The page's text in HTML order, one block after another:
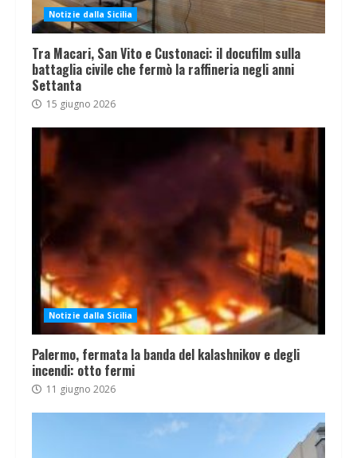
Notizie dalla Sicilia
Tra Macari, San Vito e Custonaci: il docufilm sulla
battaglia civile che fermò la raffineria negli anni
Settanta
15 giugno 2026
Notizie dalla Sicilia
Palermo, fermata la banda del kalashnikov e degli
incendi: otto fermi
11 giugno 2026